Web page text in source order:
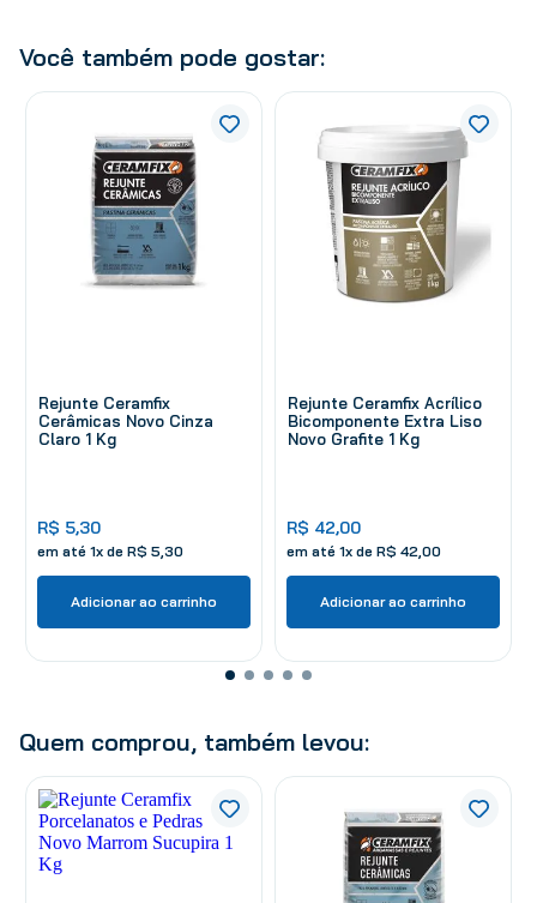
Você também pode gostar:
Rejunte Ceramfix
Cerâmicas Novo Cinza
Claro 1 Kg
R$ 5,30
em até 1x de R$ 5,30
Adicionar ao carrinho
Rejunte Ceramfix Acrílico
Bicomponente Extra Liso
Novo Grafite 1 Kg
R$ 42,00
em até 1x de R$ 42,00
Adicionar ao carrinho
Quem comprou, também levou: